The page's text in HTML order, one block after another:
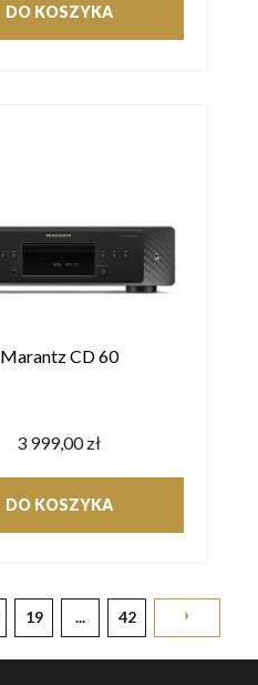
DO KOSZYKA
Marantz CD 60
3 999,00 zł
DO KOSZYKA
19 ... 42